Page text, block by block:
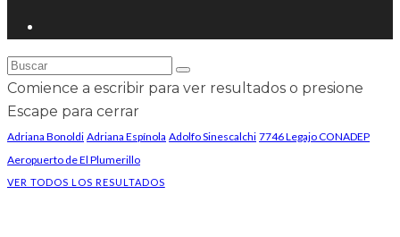
Comience a escribir para ver resultados o presione
Escape para cerrar
Adriana Bonoldi Adriana Espínola Adolfo Sinescalchi 7746 Legajo CONADEP
Aeropuerto de El Plumerillo
VER TODOS LOS RESULTADOS